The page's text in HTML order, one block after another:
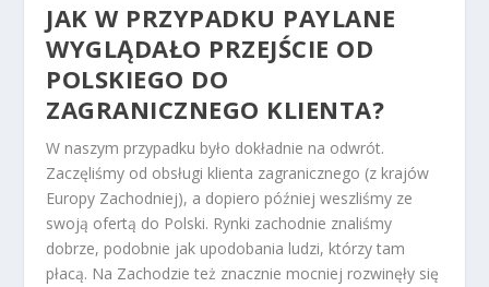
JAK W PRZYPADKU PAYLANE
WYGLĄDAŁO PRZEJŚCIE OD
POLSKIEGO DO
ZAGRANICZNEGO KLIENTA?
W naszym przypadku było dokładnie na odwrót.
Zaczęliśmy od obsługi klienta zagranicznego (z krajów
Europy Zachodniej), a dopiero później weszliśmy ze
swoją ofertą do Polski. Rynki zachodnie znaliśmy
dobrze, podobnie jak upodobania ludzi, którzy tam
płacą. Na Zachodzie też znacznie mocniej rozwinęły się